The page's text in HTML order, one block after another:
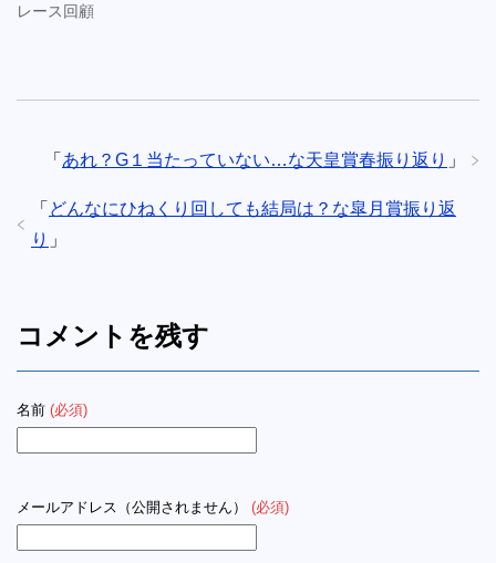
レース回顧
「 あれ？G１当たっていない…な天皇賞春振り返り 」
「 どんなにひねくり回しても結局は？な皐月賞振り返
り 」
コメントを残す
名前 (必須)
メールアドレス（公開されません） (必須)